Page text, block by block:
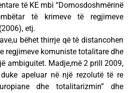
të KE mbi “Domosdoshmërinë
të krimeve të regjimeve
etj.
bëhet thirrje që të distancohen
regjimeve komuniste totalitare dhe
ambiguitet. Madje,më 2 prill 2009,
apeluar në një rezolutë të re
dhe totalitarizmin” dhe